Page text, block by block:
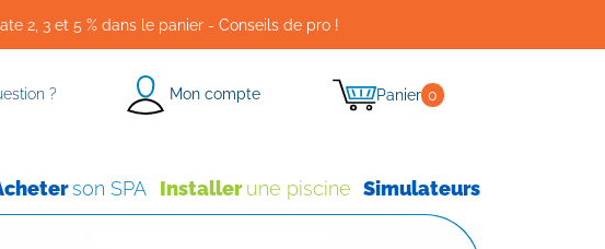
2, 3 et 5 % dans le panier - Conseils de pro !
? Mon compte Panier 0
son SPA Installerune piscine Simulateurs